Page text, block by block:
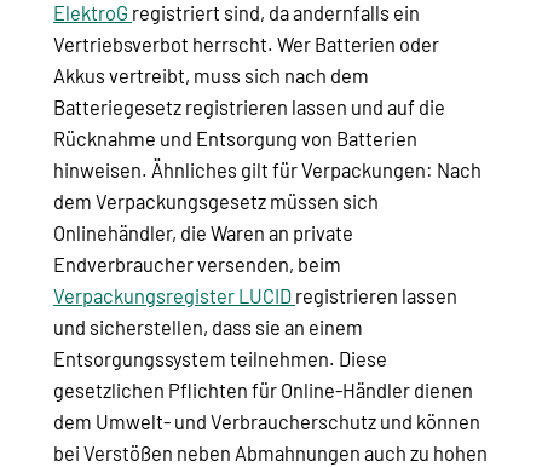
ElektroG registriert sind, da andernfalls ein
Vertriebsverbot herrscht. Wer Batterien oder
Akkus vertreibt, muss sich nach dem
Batteriegesetz registrieren lassen und auf die
Rücknahme und Entsorgung von Batterien
hinweisen. Ähnliches gilt für Verpackungen: Nach
dem Verpackungsgesetz müssen sich
Onlinehändler, die Waren an private
Endverbraucher versenden, beim
Verpackungsregister LUCID registrieren lassen
und sicherstellen, dass sie an einem
Entsorgungssystem teilnehmen. Diese
gesetzlichen Pflichten für Online-Händler dienen
dem Umwelt- und Verbraucherschutz und können
bei Verstößen neben Abmahnungen auch zu hohen